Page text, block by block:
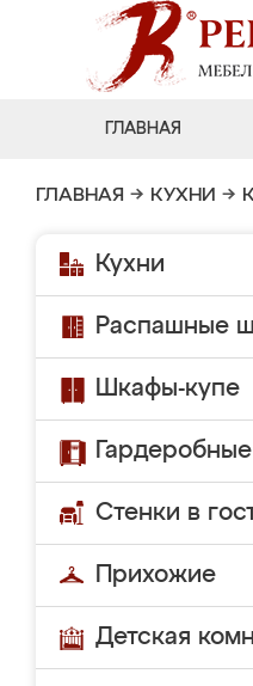
ГЛАВНАЯ
ГЛАВНАЯ → КУХНИ →
Кухни
Распашные
Шкафы-купе
Гардеробные
Стенки в
Прихожие
Детская